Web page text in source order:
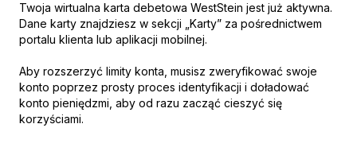
Twoja wirtualna karta debetowa WestStein jest już aktywna.
Dane karty znajdziesz w sekcji „Karty” za pośrednictwem
portalu klienta lub aplikacji mobilnej.
Aby rozszerzyć limity konta, musisz zweryfikować swoje
konto poprzez prosty proces identyfikacji i doładować
konto pieniędzmi, aby od razu zacząć cieszyć się
korzyściami.